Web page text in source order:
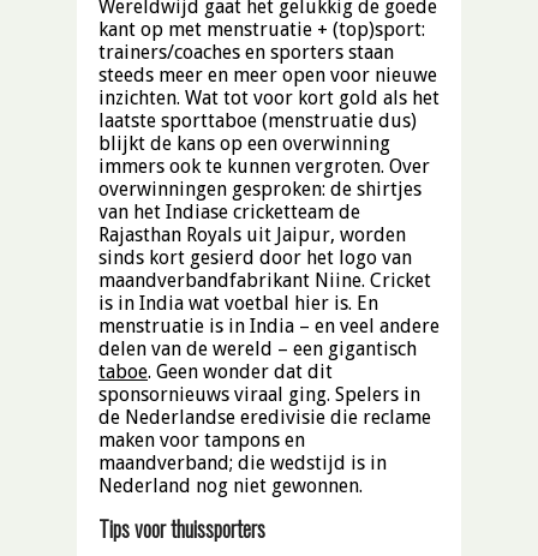
Wereldwijd gaat het gelukkig de goede
kant op met menstruatie + (top)sport:
trainers/coaches en sporters staan
steeds meer en meer open voor nieuwe
inzichten. Wat tot voor kort gold als het
laatste sporttaboe (menstruatie dus)
blijkt de kans op een overwinning
immers ook te kunnen vergroten. Over
overwinningen gesproken: de shirtjes
van het Indiase cricketteam de
Rajasthan Royals uit Jaipur, worden
sinds kort gesierd door het logo van
maandverbandfabrikant Niine. Cricket
is in India wat voetbal hier is. En
menstruatie is in India – en veel andere
delen van de wereld – een gigantisch
taboe. Geen wonder dat dit
sponsornieuws viraal ging. Spelers in
de Nederlandse eredivisie die reclame
maken voor tampons en
maandverband; die wedstijd is in
Nederland nog niet gewonnen.
Tips voor thuissporters